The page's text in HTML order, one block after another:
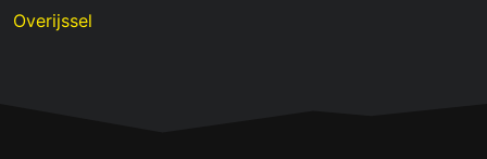
Overijssel